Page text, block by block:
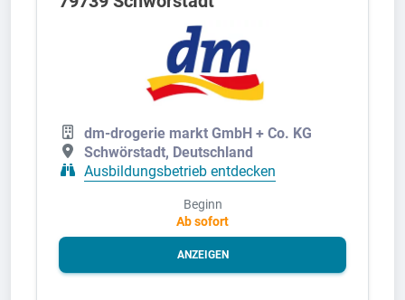
dm-drogerie markt GmbH + Co. KG
Schwörstadt, Deutschland
Ausbildungsbetrieb entdecken
Beginn
Ab sofort
ANZEIGEN